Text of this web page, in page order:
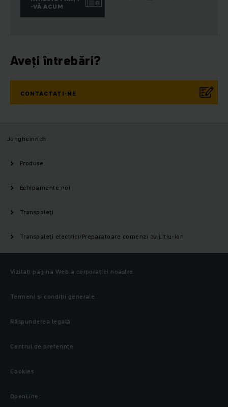
-VĂ ACUM
Aveți întrebări?
CONTACTAȚI-NE
Jungheinrich
Produse
Echipamente noi
Transpaleți
Transpaleți electrici/Preparatoare comenzi cu Litiu-ion
Vizitați pagina Web a corporației noastre
Termeni și condiții generale
Răspunderea legală
Centrul de preferințe
Cookies
OpenLine